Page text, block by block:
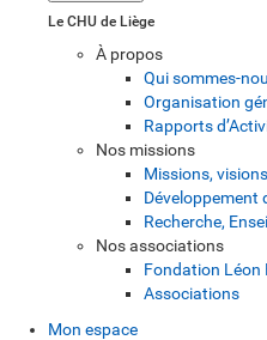
Le CHU de Liège
À propos
Qui sommes-
Organisation
Rapports
Nos missions
Missions,
Développement
Recherche,
Nos associations
Fondation Léon
Associations
Mon espace